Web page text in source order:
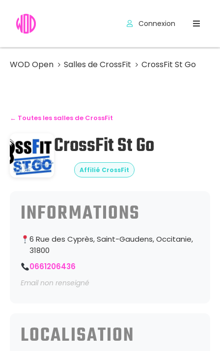
Hyrox
Outils
Codes
Connexion
WOD Open Salles de CrossFit CrossFit St Go
← Toutes les salles de CrossFit
CrossFit St Go
Affilié CrossFit
INFORMATIONS
6 Rue des Cyprès, Saint-Gaudens, Occitanie,
31800
0661206436
Email non renseigné
LOCALISATION